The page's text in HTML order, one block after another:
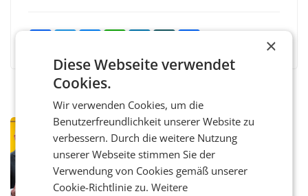
PRIMENEWS
Österreichische Post: Umsatzplus im
ersten Halbjahr trotz schwachem
Briefgeschäft
WIEN Die Österreichische Post AG hat im
ersten Halbjahr 2026 einen Konzernumsatz
×
Diese Webseite verwendet
Cookies.
Wir verwenden Cookies, um die
Benutzerfreundlichkeit unserer Website zu
verbessern. Durch die weitere Nutzung
unserer Webseite stimmen Sie der
Verwendung von Cookies gemäß unserer
Cookie-Richtlinie zu.Weitere